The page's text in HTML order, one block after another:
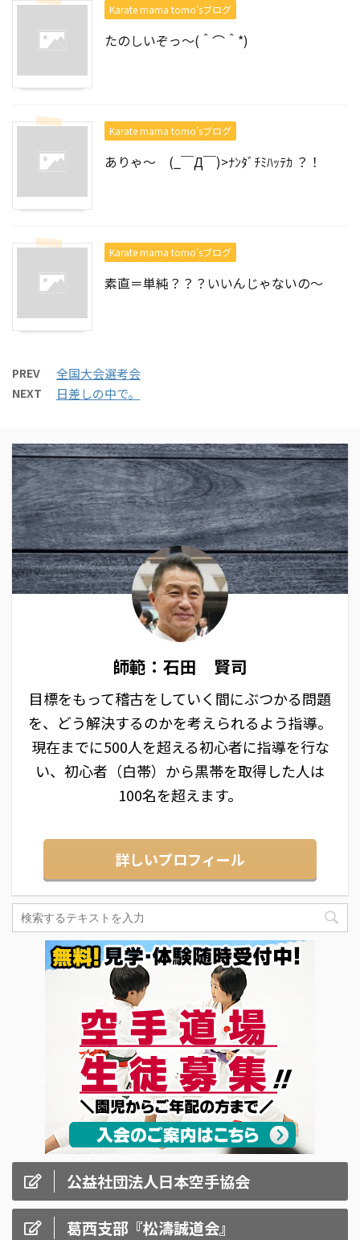
Karate mama tomo’sブログ
たのしいぞっ～(＾⌒＾*)
Karate mama tomo’sブログ
ありゃ～ (_￣Д￣)>ﾅﾝﾀﾞﾁﾐﾊｯﾃｶ ？！
Karate mama tomo’sブログ
素直＝単純？？？いいんじゃないの～
PREV 全国大会選考会
NEXT 日差しの中で。
師範：石田 賢司
目標をもって稽古をしていく間にぶつかる問題
を、どう解決するのかを考えられるよう指導。
現在までに500人を超える初心者に指導を行な
い、初心者（白帯）から黒帯を取得した人は
100名を超えます。
詳しいプロフィール
公益社団法人日本空手協会
葛西支部『松濤誠道会』